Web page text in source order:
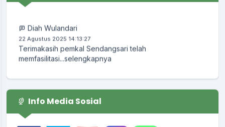
22 Agustus 2025 14:13:27
Terimakasih pemkal Sendangsari telah
memfasilitasi...selengkapnya
Info Media Sosial